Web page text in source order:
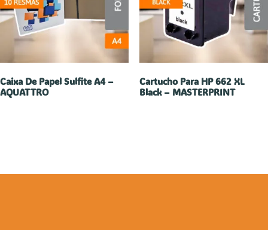
Caixa De Papel Sulfite A4 –
AQUATTRO
Cartucho Para HP 662 XL
Black – MASTERPRINT